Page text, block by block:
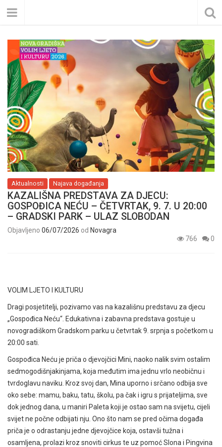
Aktualnosti Najava događanja
KAZALIŠNA PREDSTAVA ZA DJECU:
GOSPOĐICA NEĆU – ČETVRTAK, 9. 7. U 20:00
– GRADSKI PARK – ULAZ SLOBODAN
Objavljeno 06/07/2026 od Novagra
766
0
VOLIM LJETO I KULTURU
Dragi posjetitelji, pozivamo vas na kazališnu predstavu za djecu
„Gospođica Neću“. Edukativna i zabavna predstava gostuje u
novogradiškom Gradskom parku u četvrtak 9. srpnja s početkom u
20:00 sati.
Gospođica Neću je priča o djevojčici Mini, naoko nalik svim ostalim
sedmogodišnjakinjama, koja međutim ima jednu vrlo neobičnu i
tvrdoglavu naviku. Kroz svoj dan, Mina uporno i srčano odbija sve
oko sebe: mamu, baku, tatu, školu, pa čak i igru s prijateljima, sve
dok jednog dana, u maniri Paleta koji je ostao sam na svijetu, cijeli
svijet ne počne odbijati nju. Ono što nam se pred očima događa
priča je o odrastanju jedne djevojčice koja, ostavši tužna i
osamljena, prolazi kroz snoviti cirkus te uz pomoć Slona i Pingvina